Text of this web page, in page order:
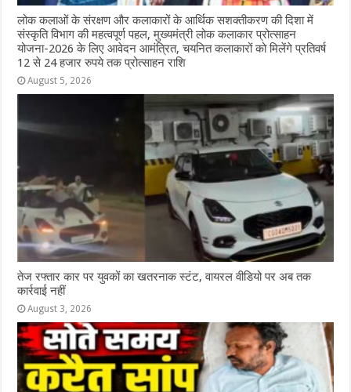
लोक कलाओं के संरक्षण और कलाकारों के आर्थिक सशक्तीकरण की दिशा में
संस्कृति विभाग की महत्वपूर्ण पहल, मुख्यमंत्री लोक कलाकार प्रोत्साहन
योजना-2026 के लिए आवेदन आमंत्रित, चयनित कलाकारों को मिलेंगे प्रतिवर्ष
12 से 24 हजार रुपये तक प्रोत्साहन राशि
August 5, 2026
तेज रफ्तार कार पर युवकों का खतरनाक स्टंट, वायरल वीडियो पर अब तक
कार्रवाई नहीं
August 3, 2026